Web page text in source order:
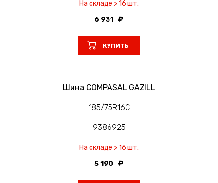
На складе > 16 шт.
6 931
КУПИТЬ
Шина COMPASAL GAZILL
185/75R16C
9386925
На складе > 16 шт.
5 190